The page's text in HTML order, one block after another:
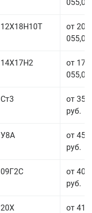
055,00
12Х18Н10Т
от 209
055,00
14Х17Н2
от 175
055,00
Ст3
от 35
руб.
У8А
от 45
руб.
09Г2С
от 40
руб.
20Х
от 41